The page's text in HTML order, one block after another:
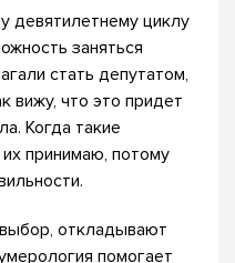
девятилетнему циклу
заняться
стать депутатом,
вижу, что это придет
Когда такие
принимаю, потому
откладывают
помогает